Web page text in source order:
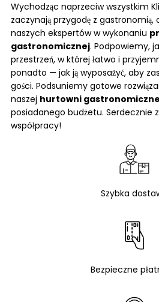
Wychodząc naprzeciw wszystkim
zaczynają przygodę z
naszych ekspertów w wykonaniu
gastronomicznej. Podpowiemy,
przestrzeń, w której łatwo i
ponadto — jak ją wyposażyć, aby
gości. Podsuniemy gotowe
naszej hurtowni
posiadanego budżetu. Serdecznie
współpracy!
Szybka
Bezpieczne